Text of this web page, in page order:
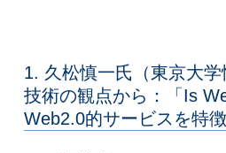
1. 久松慎一氏（東京大
技術の観点から：「Is
Web2.0的サービスを特